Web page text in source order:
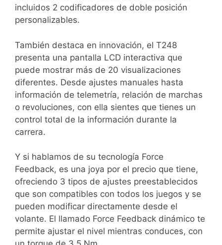
incluidos 2 codificadores de doble posición
personalizables.
También destaca en innovación, el T248
presenta una pantalla LCD interactiva que
puede mostrar más de 20 visualizaciones
diferentes. Desde ajustes manuales hasta
información de telemetría, relación de marchas
o revoluciones, con ella sientes que tienes un
control total de la información durante la
carrera.
Y si hablamos de su tecnología Force
Feedback, es una joya por el precio que tiene,
ofreciendo 3 tipos de ajustes preestablecidos
que son compatibles con todos los juegos y se
pueden modificar directamente desde el
volante. El llamado Force Feedback dinámico te
permite ajustar el nivel mientras conduces, con